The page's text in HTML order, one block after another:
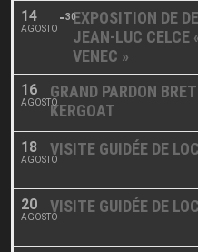
14
AGOSTO
30EXPOSITION DE
JEAN-LUC CELCE
VENEC »
16
AGOSTO
GRAND PARDON
KERGOAT
18
AGOSTO
VISITE GUIDÉE DE
20
AGOSTO
VISITE GUIDÉE DE